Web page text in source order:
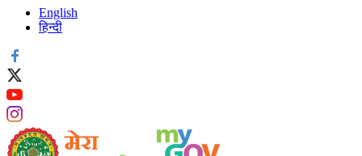
English
हिन्दी